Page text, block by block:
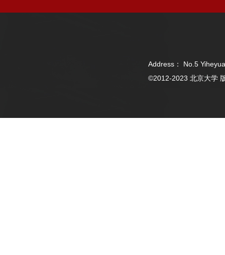
Address： No.5
©2012-2023 北京大学